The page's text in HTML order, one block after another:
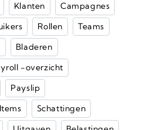
Klanten
Campagnes
Rollen
Teams
Bladeren
-overzicht
Payslip
Items
Schattingen